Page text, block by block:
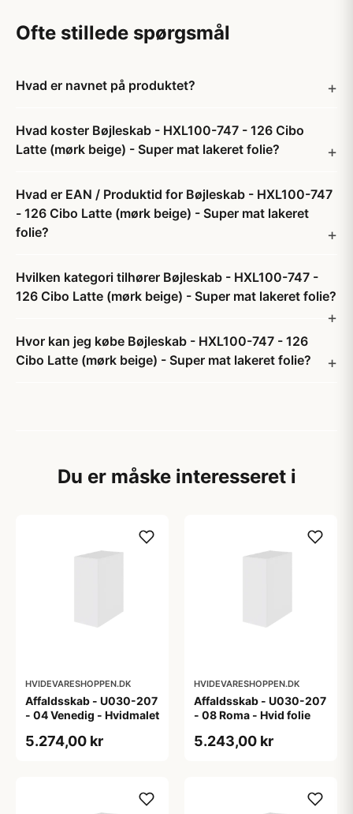
Ofte stillede spørgsmål
Hvad er navnet på produktet?
Hvad koster Bøjleskab - HXL100-747 - 126 Cibo
Latte (mørk beige) - Super mat lakeret folie?
Hvad er EAN / Produktid for Bøjleskab - HXL100-747
- 126 Cibo Latte (mørk beige) - Super mat lakeret
folie?
Hvilken kategori tilhører Bøjleskab - HXL100-747 -
126 Cibo Latte (mørk beige) - Super mat lakeret folie?
Hvor kan jeg købe Bøjleskab - HXL100-747 - 126
Cibo Latte (mørk beige) - Super mat lakeret folie?
Du er måske interesseret i
HVIDEVARESHOPPEN.DK
Affaldsskab - U030-207
- 04 Venedig - Hvidmalet
5.274,00 kr
HVIDEVARESHOPPEN.DK
Affaldsskab - U030-207
- 08 Roma - Hvid folie
5.243,00 kr